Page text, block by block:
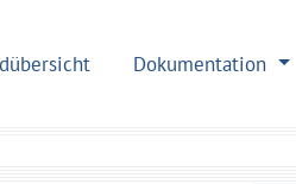
Dokumentation